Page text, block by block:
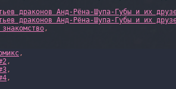
драконов Анд-Рёна-Шупа-Губы и их
драконов Анд-Рёна-Шупа-Губы и их
,
,
,
,
,